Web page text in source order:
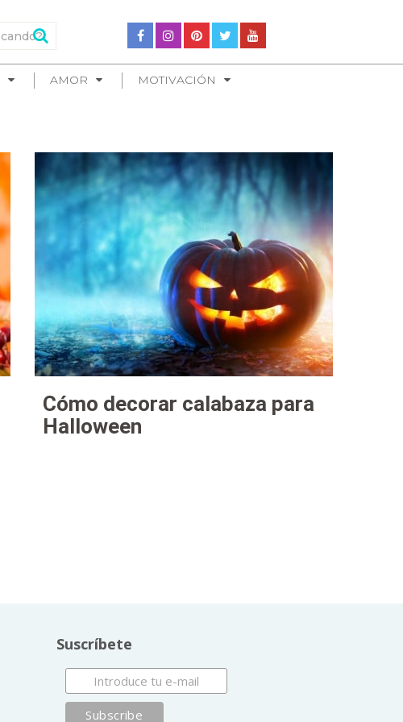
AMOR MOTIVACIÓN
Cómo decorar calabaza para
Halloween
Suscríbete